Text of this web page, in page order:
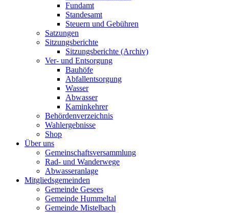
Fundamt
Standesamt
Steuern und Gebühren
Satzungen
Sitzungsberichte
Sitzungsberichte (Archiv)
Ver- und Entsorgung
Bauhöfe
Abfallentsorgung
Wasser
Abwasser
Kaminkehrer
Behördenverzeichnis
Wahlergebnisse
Shop
Über uns
Gemeinschaftsversammlung
Rad- und Wanderwege
Abwasseranlage
Mitgliedsgemeinden
Gemeinde Gesees
Gemeinde Hummeltal
Gemeinde Mistelbach